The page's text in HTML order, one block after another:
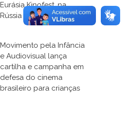
Eurásia Kinofest, na
Rússia
Movimento pela Infância
e Audiovisual lança
cartilha e campanha em
defesa do cinema
brasileiro para crianças